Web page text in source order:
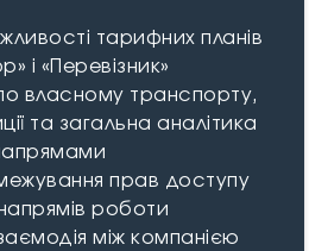
тарифних планів
і «Перевізник»
власному транспорту,
та загальна аналітика
прав доступу
роботи
між компанією